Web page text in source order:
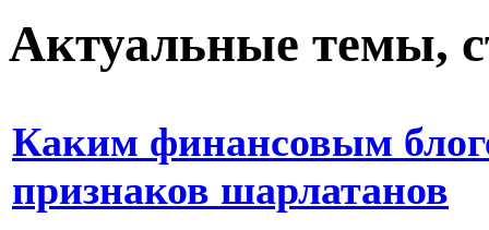
Актуальные темы,
Каким финансовым
признаков шарлатанов